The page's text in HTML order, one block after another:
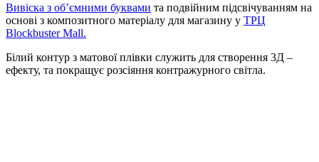
Вивіска з об’ємними буквами та подвійним підсвічуванням на
основі з композитного матеріалу для магазину у ТРЦ
Blockbuster Mall.
Білий контур з матової плівки служить для створення 3Д –
ефекту, та покращує розсіяння контражурного світла.